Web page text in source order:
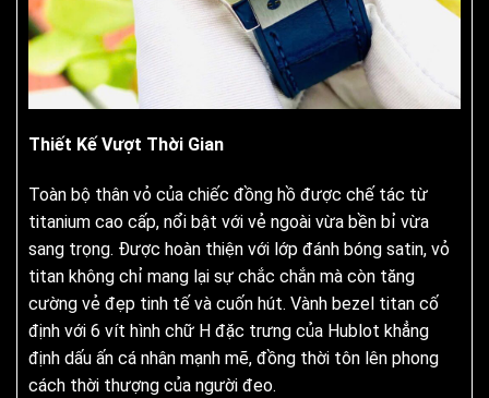
Thiết Kế Vượt Thời Gian
Toàn bộ thân vỏ của chiếc đồng hồ được chế tác từ
titanium cao cấp, nổi bật với vẻ ngoài vừa bền bỉ vừa
sang trọng. Được hoàn thiện với lớp đánh bóng satin, vỏ
titan không chỉ mang lại sự chắc chắn mà còn tăng
cường vẻ đẹp tinh tế và cuốn hút. Vành bezel titan cố
định với 6 vít hình chữ H đặc trưng của Hublot khẳng
định dấu ấn cá nhân mạnh mẽ, đồng thời tôn lên phong
cách thời thượng của người đeo.